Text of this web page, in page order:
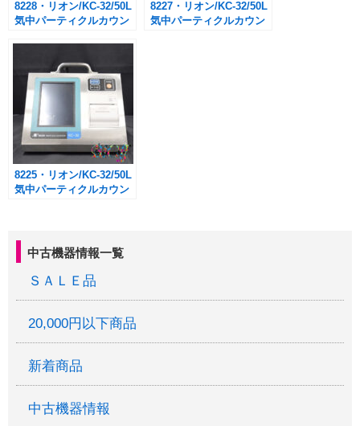
中古機器情報一覧
ＳＡＬＥ品
20,000円以下商品
新着商品
中古機器情報
8228・リオン/KC-32/50L
気中パーティクルカウン
8227・リオン/KC-32/50L
気中パーティクルカウン
8225・リオン/KC-32/50L
気中パーティクルカウン